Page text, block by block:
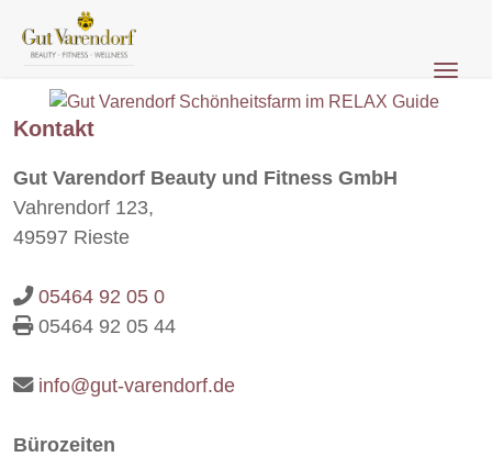
Zum Menü springen
Zur Funktionsleiste springen
Zum Inhalt springen
Kontakt
Gut Varendorf Beauty und Fitness GmbH
Vahrendorf 123,
49597 Rieste
05464 92 05 0
05464 92 05 44
info@gut-varendorf.de
Bürozeiten